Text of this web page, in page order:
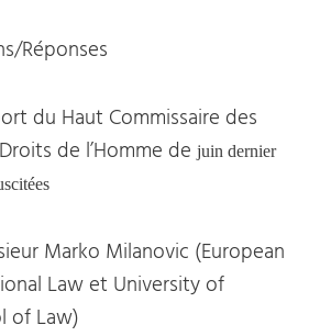
Réponses
du Haut Commissaire des
de l’Homme dejuin dernier
Milanovic (European
Law et University of
of Law)